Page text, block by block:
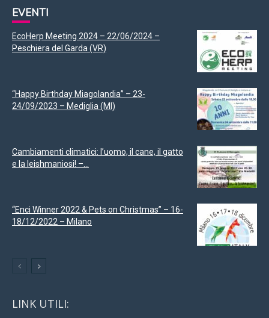
EVENTI
EcoHerp Meeting 2024 – 22/06/2024 –
Peschiera del Garda (VR)
“Happy Birthday Miagolandia” – 23-
24/09/2023 – Mediglia (MI)
Cambiamenti climatici: l’uomo, il cane, il gatto
e la leishmaniosi! –...
“Enci Winner 2022 & Pets on Christmas” – 16-
18/12/2022 – Milano
LINK UTILI: